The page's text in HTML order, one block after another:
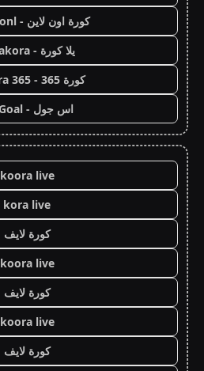
كورة اون لاين - koora onl
يلا كورة - yallakora
كورة 365 - kooora 365
اس جول - AS Goal
koora live
kora live
كورة لايف
koora live
كورة لايف
koora live
كورة لايف